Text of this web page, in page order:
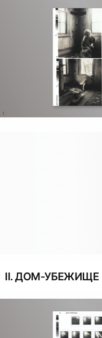
II. ДОМ-УБЕЖИЩЕ